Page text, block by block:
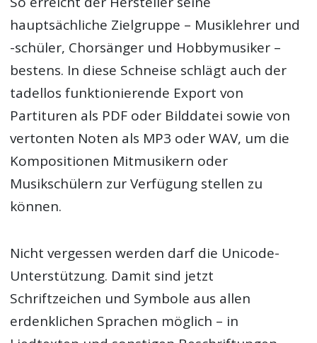
hauptsächliche Zielgruppe – Musiklehrer und
-schüler, Chorsänger und Hobbymusiker –
bestens. In diese Schneise schlägt auch der
tadellos funktionierende Export von
Partituren als PDF oder Bilddatei sowie von
vertonten Noten als MP3 oder WAV, um die
Kompositionen Mitmusikern oder
Musikschülern zur Verfügung stellen zu
können.
Nicht vergessen werden darf die Unicode-
Unterstützung. Damit sind jetzt
Schriftzeichen und Symbole aus allen
erdenklichen Sprachen möglich – in